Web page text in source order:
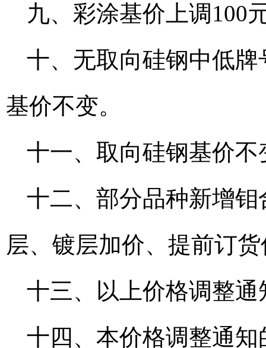
九、彩涂基价上调100
十、无取向硅钢中低
基价不变。
十一、取向硅钢基价不
十二、部分品种新增
层、镀层加价、提前订
十三、以上价格调整
十四、本价格调整通